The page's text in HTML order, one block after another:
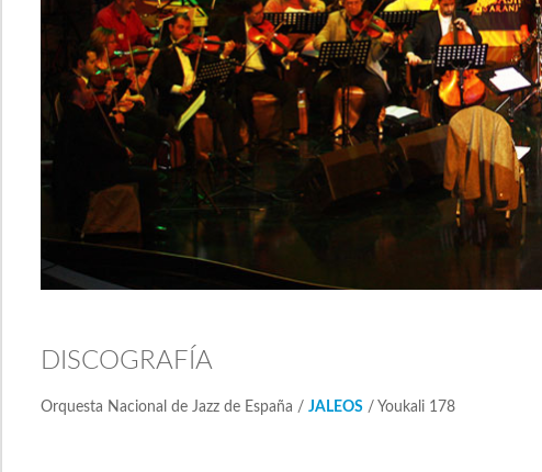
DISCOGRAFÍA
Orquesta Nacional de Jazz de España / JALEOS / Youkali 178